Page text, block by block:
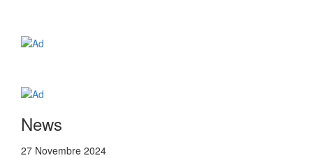
News
27 Novembre 2024